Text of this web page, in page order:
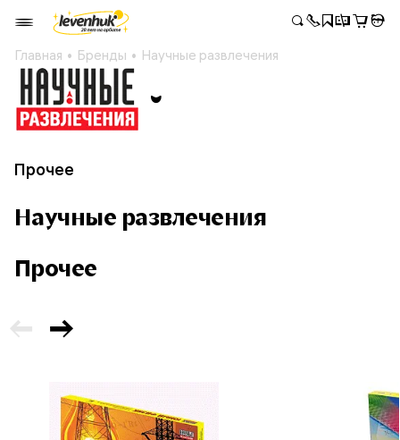
Главная Бренды Научные развлечения
Прочее
Научные развлечения
Прочее